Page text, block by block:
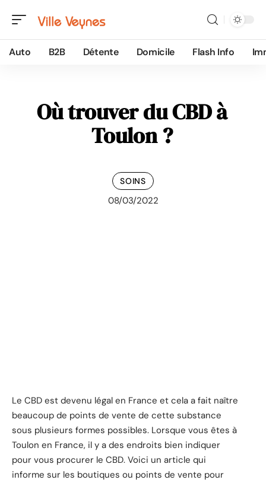
Auto B2B Détente Domicile Flash Info
Où trouver du CBD à
Toulon ?
SOINS
08/03/2022
Le CBD est devenu légal en France et cela a fait naître
beaucoup de points de vente de cette substance
sous plusieurs formes possibles. Lorsque vous êtes à
Toulon en France, il y a des endroits bien indiquer
pour vous procurer le CBD. Voici un article qui
informe sur les boutiques ou points de vente pour